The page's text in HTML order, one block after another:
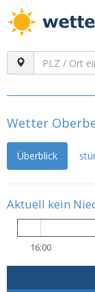
Wetter
Überblick
Aktuell kein
16:00